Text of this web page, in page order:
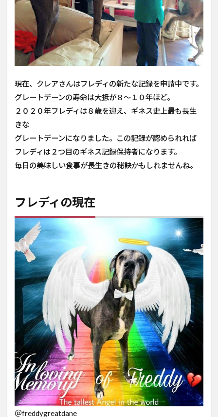
現在、クレアさんはフレディの新たな記録を申請中です。
グレートデーンの寿命は大抵が８～１０年ほど。
２０２０年フレディは８歳を迎え、ギネス史上最も長生
きな
グレートデーンになりました。この記録が認められれば
フレディは２つ目のギネス記録保持者になります。
毎日の美味しい食事が長生きの秘訣かもしれませんね。
フレディの現在
＠freddygreatdane